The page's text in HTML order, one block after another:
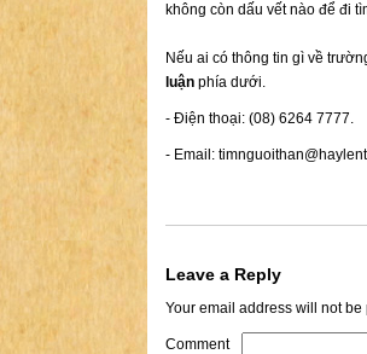
không còn dấu vết nào để đi
Nếu ai có thông tin gì về
luận phía dưới.
- Điện thoại: (08) 6264 7777.
- Email:
Leave a Reply
Your email address will not be
Comment